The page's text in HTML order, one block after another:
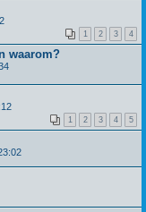
1 2 3 4
waarom?
1 2 3 4 5